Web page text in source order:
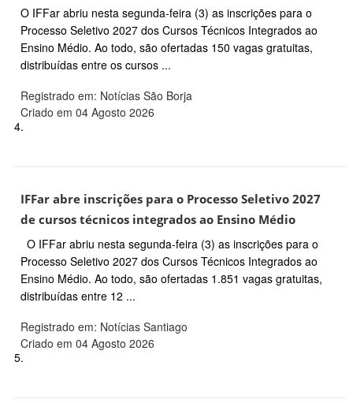
O IFFar abriu nesta segunda-feira (3) as inscrições para o
Processo Seletivo 2027 dos Cursos Técnicos Integrados ao
Ensino Médio. Ao todo, são ofertadas 150 vagas gratuitas,
distribuídas entre os cursos ...
Registrado em: Notícias São Borja
Criado em 04 Agosto 2026
4.
IFFar abre inscrições para o Processo Seletivo 2027
de cursos técnicos integrados ao Ensino Médio
O IFFar abriu nesta segunda-feira (3) as inscrições para o
Processo Seletivo 2027 dos Cursos Técnicos Integrados ao
Ensino Médio. Ao todo, são ofertadas 1.851 vagas gratuitas,
distribuídas entre 12 ...
Registrado em: Notícias Santiago
Criado em 04 Agosto 2026
5.